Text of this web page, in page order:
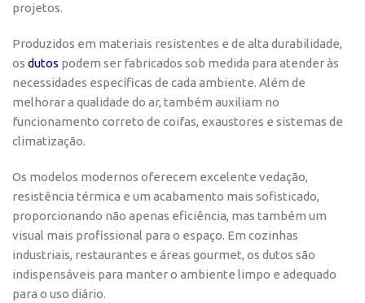
projetos.
Produzidos em materiais resistentes e de alta durabilidade,
os dutos podem ser fabricados sob medida para atender às
necessidades específicas de cada ambiente. Além de
melhorar a qualidade do ar, também auxiliam no
funcionamento correto de coifas, exaustores e sistemas de
climatização.
Os modelos modernos oferecem excelente vedação,
resistência térmica e um acabamento mais sofisticado,
proporcionando não apenas eficiência, mas também um
visual mais profissional para o espaço. Em cozinhas
industriais, restaurantes e áreas gourmet, os dutos são
indispensáveis para manter o ambiente limpo e adequado
para o uso diário.